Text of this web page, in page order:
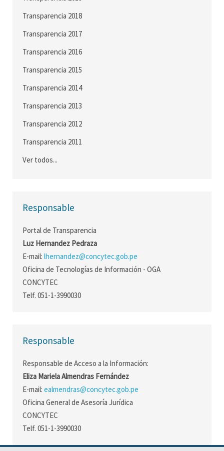
Transparencia 2018
Transparencia 2017
Transparencia 2016
Transparencia 2015
Transparencia 2014
Transparencia 2013
Transparencia 2012
Transparencia 2011
Ver todos...
Responsable
Portal de Transparencia
Luz Hernandez Pedraza
E-mail: lhernandez@concytec.gob.pe
Oficina de Tecnologías de Información - OGA
CONCYTEC
Telf. 051-1-3990030
Responsable
Responsable de Acceso a la Información:
Eliza Mariela Almendras Fernández
E-mail: ealmendras@concytec.gob.pe
Oficina General de Asesoría Jurídica
CONCYTEC
Telf. 051-1-3990030